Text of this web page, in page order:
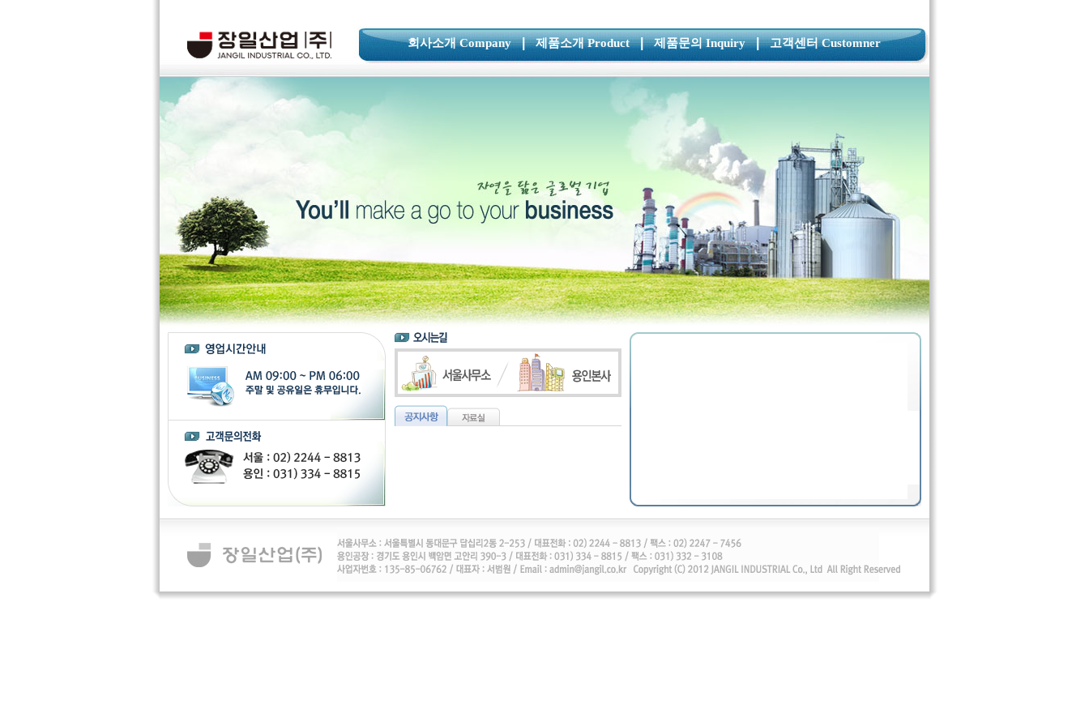
회사소개 Company | 제품소개 Product | 제품문의 Inquiry | 고객센터 Customner